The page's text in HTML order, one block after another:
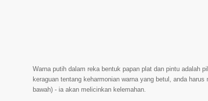
Warna putih dalam reka bentuk papan plat dan pintu adalah
keraguan tentang keharmonian warna yang betul, anda
bawah) - ia akan melicinkan kelemahan.